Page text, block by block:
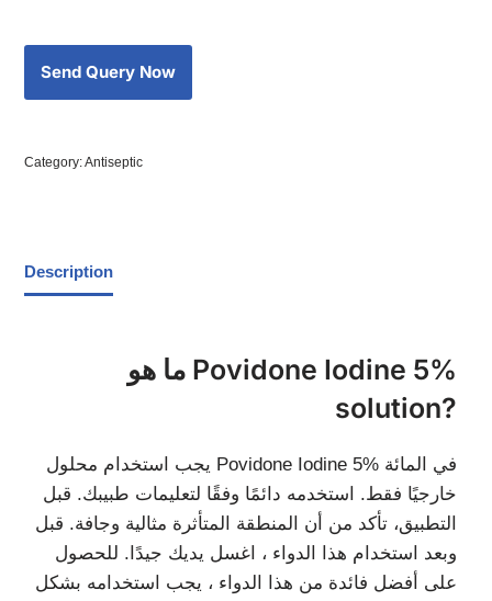
Category:Antiseptic
Description
ما هو Povidone Iodine 5%
solution?
يجب استخدام محلول Povidone Iodine 5% في المائة
خارجيًا فقط. استخدمه دائمًا وفقًا لتعليمات طبيبك. قبل
التطبيق، تأكد من أن المنطقة المتأثرة مثالية وجافة. قبل
وبعد استخدام هذا الدواء ، اغسل يديك جيدًا. للحصول
على أفضل فائدة من هذا الدواء ، يجب استخدامه بشكل